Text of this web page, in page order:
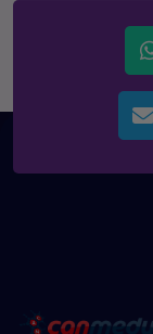
yönelik
olarak,